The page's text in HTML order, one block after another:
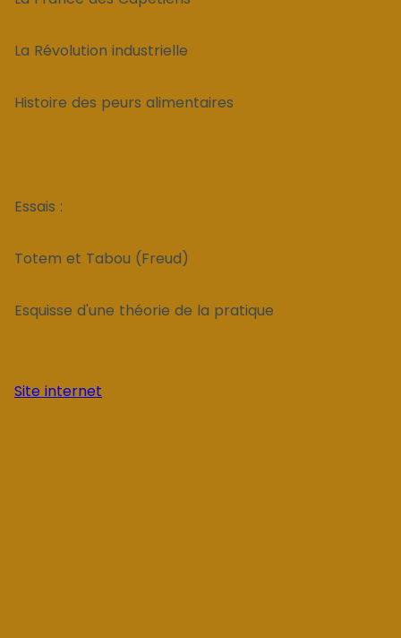
La Révolution industrielle
Histoire des peurs alimentaires
Essais :
Totem et Tabou (Freud)
Esquisse d'une théorie de la pratique
Site internet